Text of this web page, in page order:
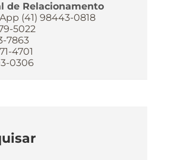
de Relacionamento
(41) 98443-0818
5022
7863
4701
0306